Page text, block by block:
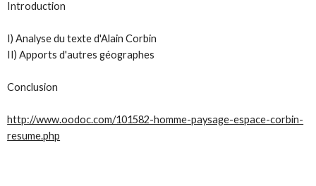
Introduction
I) Analyse du texte d'Alain Corbin
II) Apports d'autres géographes
Conclusion
http://www.oodoc.com/101582-homme-paysage-espace-corbin-
resume.php